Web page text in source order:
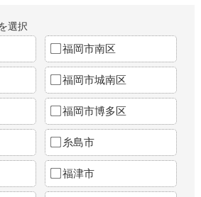
選択
福岡市南区
福岡市城南区
福岡市博多区
糸島市
福津市